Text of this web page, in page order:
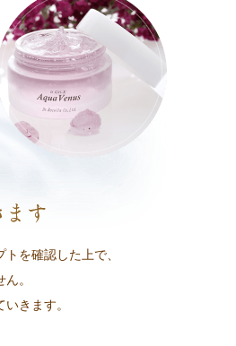
トを確認した上で、
。
きます。